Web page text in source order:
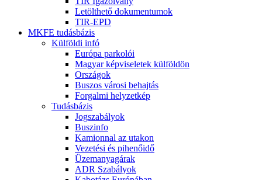
Letölthető dokumentumok
TIR-EPD
MKFE tudásbázis
Külföldi infó
Európa parkolói
Magyar képviseletek külföldön
Országok
Buszos városi behajtás
Forgalmi helyzetkép
Tudásbázis
Jogszabályok
Buszinfo
Kamionnal az utakon
Vezetési és pihenőidő
Üzemanyagárak
ADR Szabályok